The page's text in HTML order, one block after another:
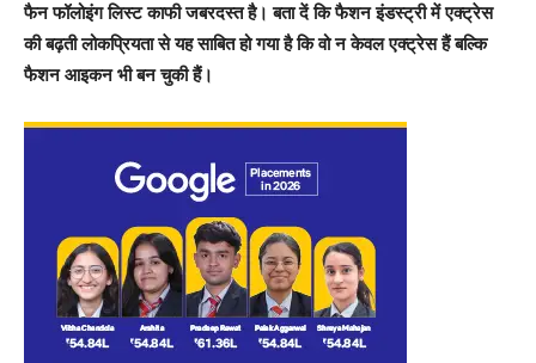
फैन फॉलोइंग लिस्ट काफी जबरदस्त है। बता दें कि फैशन इंडस्ट्री में एक्ट्रेस
की बढ़ती लोकप्रियता से यह साबित हो गया है कि वो न केवल एक्ट्रेस हैं बल्कि
फैशन आइकन भी बन चुकी हैं।